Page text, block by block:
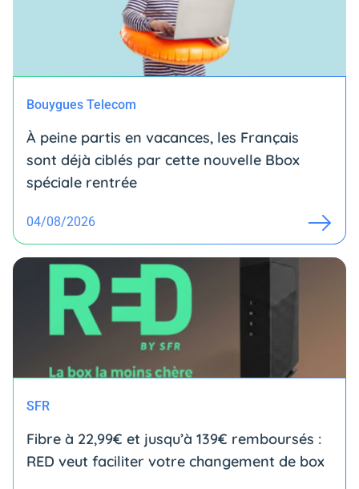
Bouygues Telecom
À peine partis en vacances, les Français
sont déjà ciblés par cette nouvelle Bbox
spéciale rentrée
04/08/2026
SFR
Fibre à 22,99€ et jusqu’à 139€ remboursés :
RED veut faciliter votre changement de box